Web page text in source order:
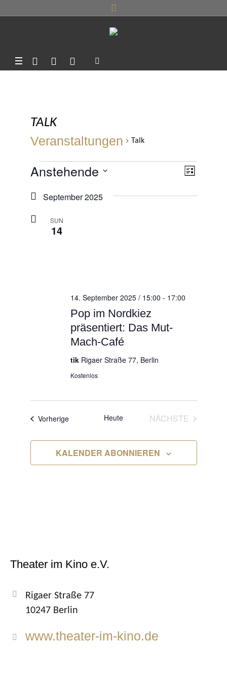
TALK
Veranstaltungen Talk
VERANSTALTUNGEN
LISTE
Anstehende
wählen.
September 2025
SUN
14
Pop im Nordkiez
präsentiert: Das Mut-
Mach-Café
14. September 2025 / 15:00 - 17:00
tik Rigaer Straße 77, Berlin
Kostenlos
VorherigeVeranstaltungen
Heute NÄCHSTE
KALENDER ABONNIEREN
Theater im Kino e.V.
Rigaer Straße 77
10247 Berlin
www.theater-im-kino.de